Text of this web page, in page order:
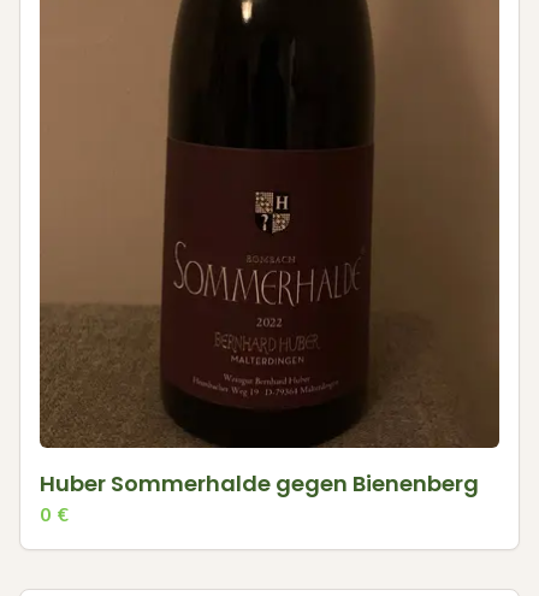
Huber Sommerhalde gegen Bienenberg
0 €